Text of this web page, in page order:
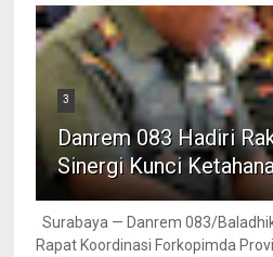
3
Danrem 083 Hadiri
Sinergi Kunci
Surabaya — Danrem 083/
Rapat Koordinasi Forkopimda